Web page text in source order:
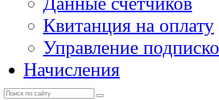
Квитанция на оплату
Управление
Начисления